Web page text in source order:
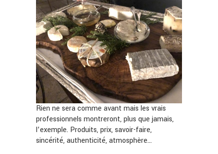
Rien ne sera comme avant mais les vrais
professionnels montreront, plus que jamais,
l’exemple. Produits, prix, savoir-faire,
sincérité, authenticité, atmosphère…